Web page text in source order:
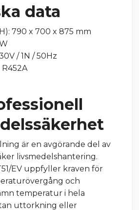
data
790 x 700 x 875 mm
/ 1N / 50Hz
är en avgörande del av
livsmedelshantering.
EV uppfyller kraven för
och
temperatur i hela
uttorkning eller